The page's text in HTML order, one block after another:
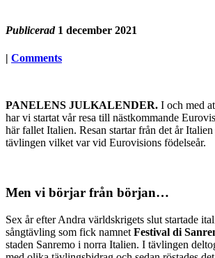
Publicerad 1 december 2021
| Comments
PANELENS JULKALENDER. I och med
har vi startat vår resa till nästkommande
här fallet Italien. Resan startar från det år
tävlingen vilket var vid Eurovisions födelseår.
Men vi börjar från början…
Sex år efter Andra världskrigets slut startade
sångtävling som fick namnet Festival di
staden Sanremo i norra Italien. I tävlingen